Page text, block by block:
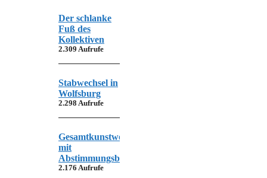
Der schlanke
Fuß des
Kollektiven
2.309 Aufrufe
Stabwechsel in
Wolfsburg
2.298 Aufrufe
Gesamtkunstwerk
mit
Abstimmungsbedarf
2.176 Aufrufe